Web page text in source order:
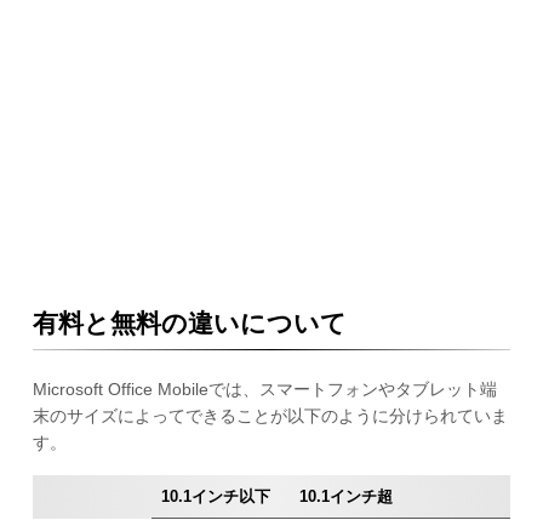
有料と無料の違いについて
Microsoft Office Mobileでは、スマートフォンやタブレット端
末のサイズによってできることが以下のように分けられていま
す。
10.1インチ以下 10.1インチ超